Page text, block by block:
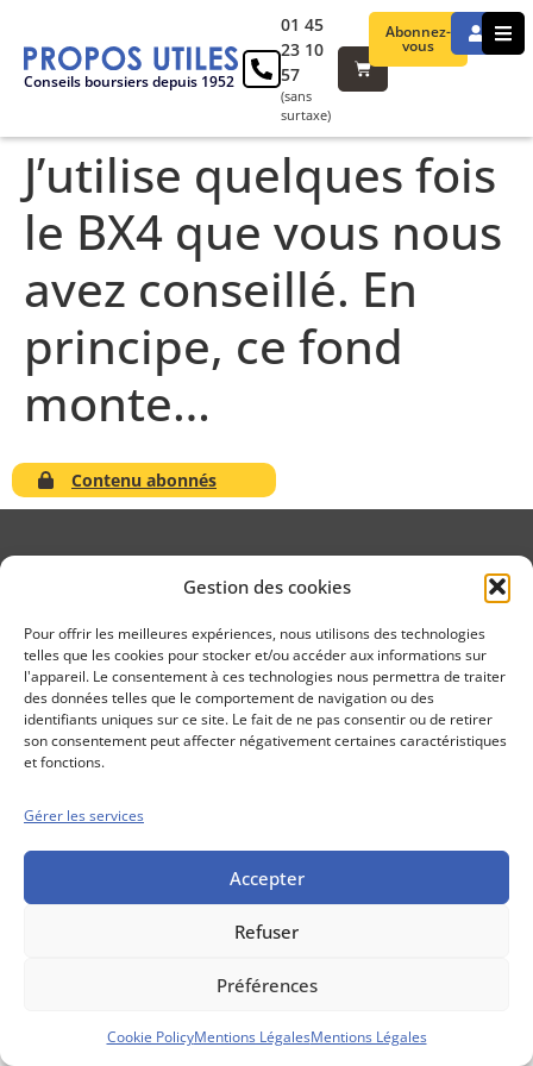
Gestion des cookies
Pour offrir les meilleures expériences, nous utilisons des technologies
telles que les cookies pour stocker et/ou accéder aux informations sur
l'appareil. Le consentement à ces technologies nous permettra de traiter
des données telles que le comportement de navigation ou des
identifiants uniques sur ce site. Le fait de ne pas consentir ou de retirer
son consentement peut affecter négativement certaines caractéristiques
et fonctions.
Gérer les services
Accepter
Refuser
Préférences
Cookie PolicyMentions LégalesMentions Légales
Conseils boursiers depuis 1952
Abonnez-
vous
01 45
23 10
57
(sans
surtaxe)
J’utilise quelques fois
le BX4 que vous nous
avez conseillé. En
principe, ce fond
monte…
Contenu abonnés
Conseils boursiers depuis 1952
Propos Utiles est
une publication
des Editions
Marigny
Mentions Légales
Politique cookie